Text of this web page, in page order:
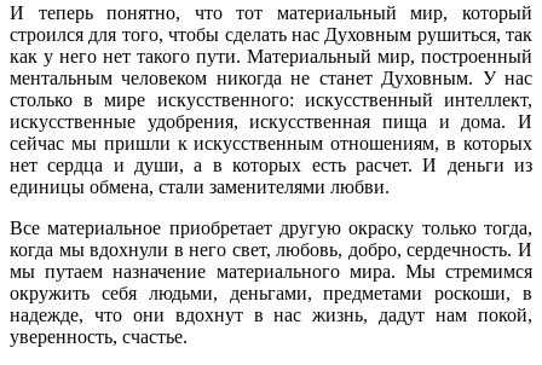
И теперь понятно, что тот материальный мир, который
строился для того, чтобы сделать нас Духовным рушиться, так
как у него нет такого пути. Материальный мир, построенный
ментальным человеком никогда не станет Духовным. У нас
столько в мире искусственного: искусственный интеллект,
искусственные удобрения, искусственная пища и дома. И
сейчас мы пришли к искусственным отношениям, в которых
нет сердца и души, а в которых есть расчет. И деньги из
единицы обмена, стали заменителями любви.
Все материальное приобретает другую окраску только тогда,
когда мы вдохнули в него свет, любовь, добро, сердечность. И
мы путаем назначение материального мира. Мы стремимся
окружить себя людьми, деньгами, предметами роскоши, в
надежде, что они вдохнут в нас жизнь, дадут нам покой,
уверенность, счастье.